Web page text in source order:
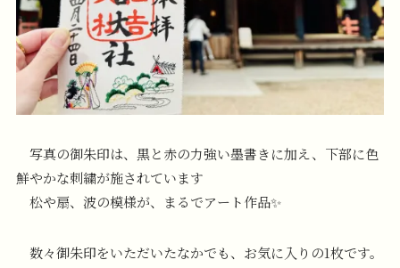
写真の御朱印は、黒と赤の力強い墨書きに加え、下部に色
鮮やかな刺繍が施されています
松や扇、波の模様が、まるでアート作品✨
数々御朱印をいただいたなかでも、お気に入りの1枚です。